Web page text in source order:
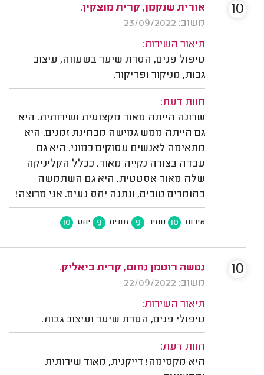
אורית שנקמן, קרית מוצקין.
משוב: 23/09/2022
תיאור השירות:
טיפול פנים, הסרת שיער בשעווה, עיצוב
גבות, מניקור ופדיקור.
חוות דעת:
שרונה הייתה מאוד מקצועית ושירותית. היא
גם הייתה ממש גמישה מבחינת זמנים. היא
מתאימה לאנשים עסוקים כמוני. היא גם
עבדה בצורה נקייה מאוד. ככלל הקליניקה
שלה מאוד אסטטית. היא גם השתמשה
בחומרים טובים, ונתנה יחס נעים. אני מרוצה!
איכות 10 מחיר 9 זמנים 9 יחס 10
10
נטשה רוטמן נחום, קרית ביאליק.
משוב: 22/09/2022
תיאור השירות:
טיפולי פנים, הסרת שיער ועיצוב גבות.
חוות דעת:
היא מקסימה! דייקנית, מאוד שירותית
10